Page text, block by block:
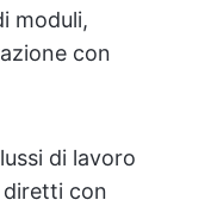
moduli,
con
di lavoro
con